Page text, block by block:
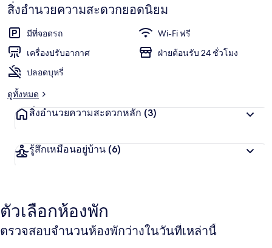
สิ่งอำนวยความสะดวกยอดนิยม
มีที่จอดรถ
Wi-Fi ฟรี
เครื่องปรับอากาศ
ฝ่ายต้อนรับ 24 ชั่วโมง
ปลอดบุหรี่
ดูทั้งหมด
สิ่งอำนวยความสะดวกหลัก (3)
รู้สึกเหมือนอยู่บ้าน (6)
ตัวเลือกห้องพัก
ตรวจสอบจำนวนห้องพักว่างในวันที่เหล่านี้